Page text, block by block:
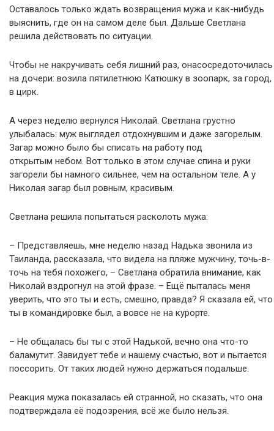
Оставалось только ждать возвращения мужа и как-нибудь
выяснить, где он на самом деле был. Дальше Светлана
решила действовать по ситуации.
Чтобы не накручивать себя лишний раз, онасосредоточилась
на дочери: возила пятилетнюю Катюшку в зоопарк, за город,
в цирк.
А через неделю вернулся Николай. Светлана грустно
улыбалась: муж выглядел отдохнувшим и даже загорелым.
Загар можно было бы списать на работу под
открытым небом. Вот только в этом случае спина и руки
загорели бы намного сильнее, чем на остальном теле. А у
Николая загар был ровным, красивым.
Светлана решила попытаться расколоть мужа:
– Представляешь, мне неделю назад Надька звонила из
Таиланда, рассказала, что видела на пляже мужчину, точь-в-
точь на тебя похожего, – Светлана обратила внимание, как
Николай вздрогнул на этой фразе. – Ещё пыталась меня
уверить, что это ты и есть, смешно, правда? Я сказала ей, что
ты в командировке был, а вовсе не на курорте.
– Не общалась бы ты с этой Надькой, вечно она что-то
баламутит. Завидует тебе и нашему счастью, вот и пытается
поссорить. От таких людей нужно держаться подальше.
Реакция мужа показалась ей странной, но сказать, что она
подтверждала её подозрения, всё же было нельзя.